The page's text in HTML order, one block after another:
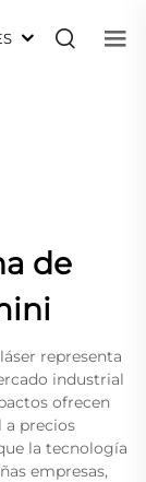
de
representa
industrial
ofrecen
a precios
la tecnología
empresas,